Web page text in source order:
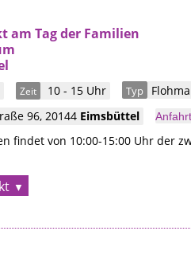
am Tag der Familien
Zeit 10 - 15 Uhr Typ
96, 20144 Eimsbüttel
findet von 10:00-15:00 Uhr der